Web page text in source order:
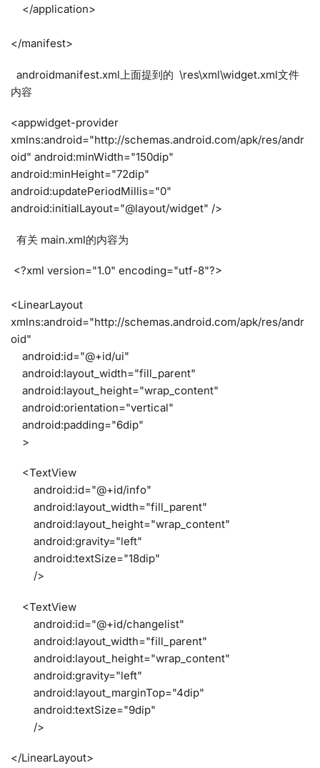
</application>
</manifest>
androidmanifest.xml上面提到的 \res\xml\widget.xml文件
内容
<appwidget-provider
xmlns:android="http://schemas.android.com/apk/res/andr
oid" android:minWidth="150dip"
android:minHeight="72dip"
android:updatePeriodMillis="0"
android:initialLayout="@layout/widget" />
有关 main.xml的内容为
<?xml version="1.0" encoding="utf-8"?>
<LinearLayout
xmlns:android="http://schemas.android.com/apk/res/andr
oid"
android:id="@+id/ui"
android:layout_width="fill_parent"
android:layout_height="wrap_content"
android:orientation="vertical"
android:padding="6dip"
>
<TextView
android:id="@+id/info"
android:layout_width="fill_parent"
android:layout_height="wrap_content"
android:gravity="left"
android:textSize="18dip"
/>
<TextView
android:id="@+id/changelist"
android:layout_width="fill_parent"
android:layout_height="wrap_content"
android:gravity="left"
android:layout_marginTop="4dip"
android:textSize="9dip"
/>
</LinearLayout>